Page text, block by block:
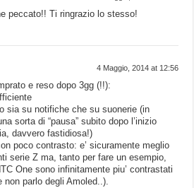
peccato!! Ti ringrazio lo stesso!
4 Maggio, 2014 at 12:56
e reso dopo 3gg (!!):
sia su notifiche che su suonerie (in
sorta di “pausa” subito dopo l’inizio
davvero fastidiosa!)
poco contrasto: e’ sicuramente meglio
serie Z ma, tanto per fare un esempio,
One sono infinitamente piu’ contrastati
non parlo degli Amoled..).